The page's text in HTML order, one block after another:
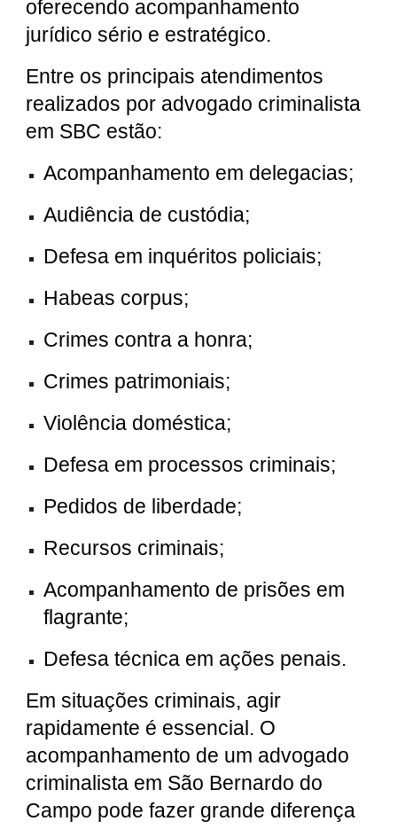
oferecendo acompanhamento
jurídico sério e estratégico.
Entre os principais atendimentos
realizados por advogado criminalista
em SBC estão:
Acompanhamento em delegacias;
Audiência de custódia;
Defesa em inquéritos policiais;
Habeas corpus;
Crimes contra a honra;
Crimes patrimoniais;
Violência doméstica;
Defesa em processos criminais;
Pedidos de liberdade;
Recursos criminais;
Acompanhamento de prisões em
flagrante;
Defesa técnica em ações penais.
Em situações criminais, agir
rapidamente é essencial. O
acompanhamento de um advogado
criminalista em São Bernardo do
Campo pode fazer grande diferença